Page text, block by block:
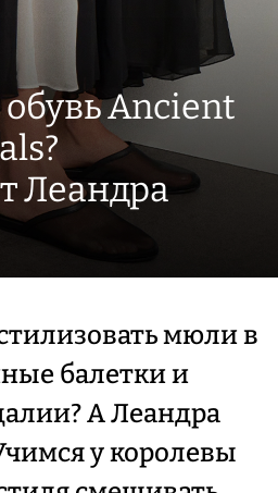
Ancient
Леандра
мюли в
балетки и
А Леандра
у королевы